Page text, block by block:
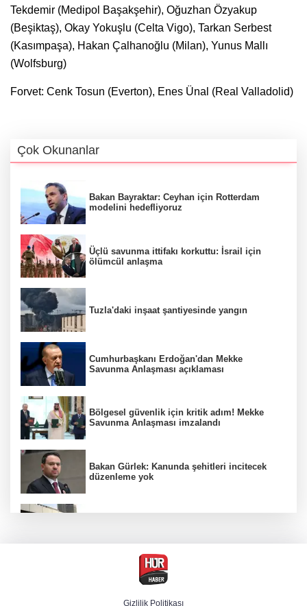
Tekdemir (Medipol Başakşehir), Oğuzhan Özyakup
(Beşiktaş), Okay Yokuşlu (Celta Vigo), Tarkan Serbest
(Kasımpaşa), Hakan Çalhanoğlu (Milan), Yunus Mallı
(Wolfsburg)
Forvet: Cenk Tosun (Everton), Enes Ünal (Real Valladolid)
Çok Okunanlar
Bakan Bayraktar: Ceyhan için Rotterdam
modelini hedefliyoruz
Üçlü savunma ittifakı korkuttu: İsrail için
ölümcül anlaşma
Tuzla'daki inşaat şantiyesinde yangın
Cumhurbaşkanı Erdoğan'dan Mekke
Savunma Anlaşması açıklaması
Bölgesel güvenlik için kritik adım! Mekke
Savunma Anlaşması imzalandı
Bakan Gürlek: Kanunda şehitleri incitecek
düzenleme yok
Derin taarruz, yüksek hassasiyet! Bayraktar
AKINCI TİHA TOLUN P ile vurdu
Gizlilik Politikası